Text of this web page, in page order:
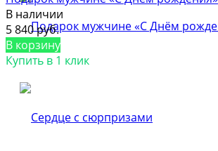
В наличии
5 840 руб.
В корзину
Купить в 1 клик